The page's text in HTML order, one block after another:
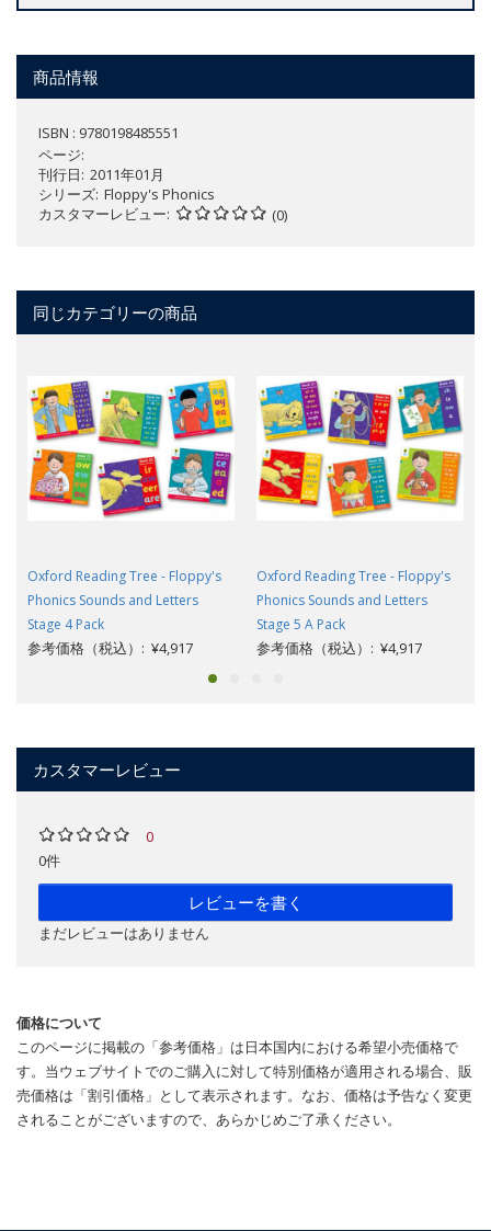
商品情報
ISBN : 9780198485551
ページ
刊行日 2011年01月
シリーズ Floppy's Phonics
カスタマーレビュー
(0)
同じカテゴリーの商品
Oxford Reading Tree - Floppy's
Phonics Sounds and Letters
Stage 4 Pack
参考価格（税込）: ¥4,917
Oxford Reading Tree - Floppy's
Phonics Sounds and Letters
Stage 5 A Pack
参考価格（税込）: ¥4,917
カスタマーレビュー
0
0件
レビューを書く
まだレビューはありません
価格について
このページに掲載の「参考価格」は日本国内における希望小売価格で
す。当ウェブサイトでのご購入に対して特別価格が適用される場合、販
売価格は「割引価格」として表示されます。なお、価格は予告なく変更
されることがございますので、あらかじめご了承ください。